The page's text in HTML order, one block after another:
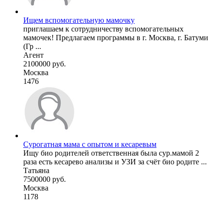
Ищем вспомогательную мамочку
приглашаем к сотрудничеству вспомогательных
мамочек! Предлагаем программы в г. Москва, г. Батуми
(Гр ...
Агент
2100000 руб.
Москва
1476
Сурогатная мама с опытом и кесаревым
Ищу био родителей ответственная была сур.мамой 2
раза есть кесарево анализы и УЗИ за счёт био родите ...
Татьяна
7500000 руб.
Москва
1178